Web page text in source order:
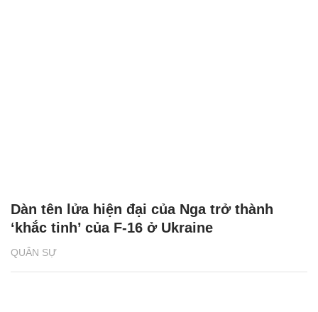
QUÂN SỰ
Dàn tên lửa hiện đại của Nga trở thành
‘khắc tinh’ của F-16 ở Ukraine